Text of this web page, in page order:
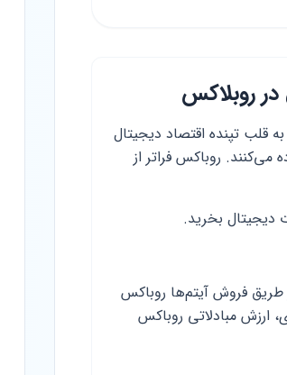
روبلاکس
روباکس (Robux) ارز اختصاصی پلتفرم روبلاکس است. این واحد پولی در سال ۱۴۰۵ به قلب تپنده اقتصاد دیجیتال
می‌کنند. روباکس فراتر از
دیجیتال بخرید.
طریق فروش آیتم‌ها روباکس
ارزش مبادلاتی روباکس